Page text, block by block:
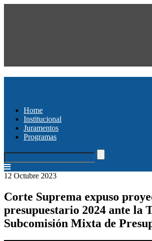
Home
Institucional
Juramentos
Programas
12 Octubre 2023
Corte Suprema expuso
presupuestario 2024 ante la
Subcomisión Mixta de